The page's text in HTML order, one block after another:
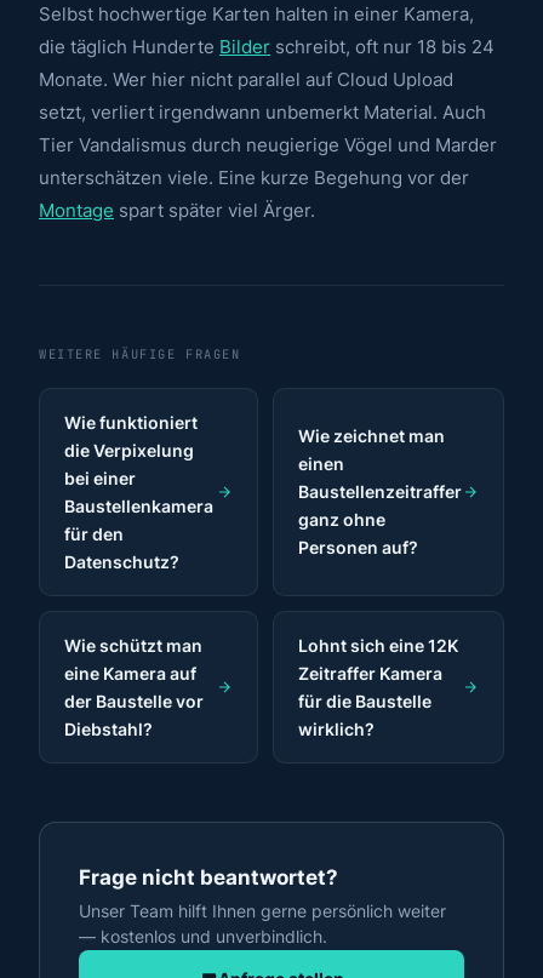
Selbst hochwertige Karten halten in einer Kamera,
die täglich Hunderte Bilder schreibt, oft nur 18 bis 24
Monate. Wer hier nicht parallel auf Cloud Upload
setzt, verliert irgendwann unbemerkt Material. Auch
Tier Vandalismus durch neugierige Vögel und Marder
unterschätzen viele. Eine kurze Begehung vor der
Montage spart später viel Ärger.
WEITERE HÄUFIGE FRAGEN
Wie funktioniert
die Verpixelung
bei einer
Baustellenkamera
für den
Datenschutz?
Wie zeichnet man
einen
Baustellenzeitraffer
ganz ohne
Personen auf?
Wie schützt man
eine Kamera auf
der Baustelle vor
Diebstahl?
Lohnt sich eine 12K
Zeitraffer Kamera
für die Baustelle
wirklich?
Frage nicht beantwortet?
Unser Team hilft Ihnen gerne persönlich weiter
— kostenlos und unverbindlich.